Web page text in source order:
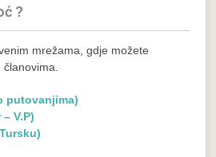
?
mrežama, gdje možete
putovanjima)
V.P)